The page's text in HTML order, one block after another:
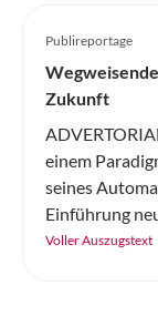
Publireportage
Zukunft
einem
seines
Einführung
Position als
Voller Auszugstext